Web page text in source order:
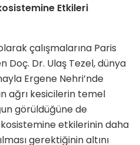
Etkileri
çalışmalarına Paris
Doç. Dr. Ulaş Tezel, dünya
Ergene Nehri’nde
ağrı kesicilerin temel
görüldüğüne de
etkilerinin daha
gerektiğinin altını